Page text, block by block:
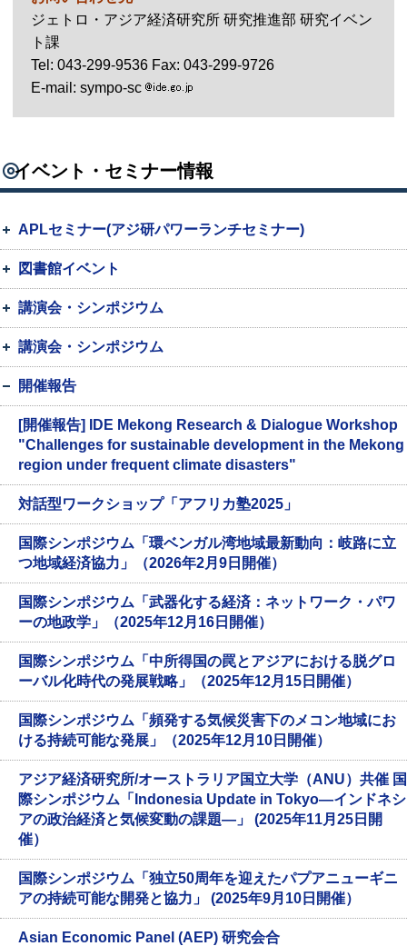
ジェトロ・アジア経済研究所 研究推進部 研究イベン
ト課
Tel : 043-299-9536 Fax: 043-299-9726
E-mail : sympo-sc
イベント・セミナー情報
APLセミナー(アジ研パワーランチセミナー)
図書館イベント
講演会・シンポジウム
講演会・シンポジウム
開催報告
[開催報告] IDE Mekong Research & Dialogue Workshop
"Challenges for sustainable development in the Mekong
region under frequent climate disasters"
対話型ワークショップ「アフリカ塾2025」
国際シンポジウム「環ベンガル湾地域最新動向：岐路に立
つ地域経済協力」（2026年2月9日開催）
国際シンポジウム「武器化する経済：ネットワーク・パワ
ーの地政学」（2025年12月16日開催）
国際シンポジウム「中所得国の罠とアジアにおける脱グロ
ーバル化時代の発展戦略」（2025年12月15日開催）
国際シンポジウム「頻発する気候災害下のメコン地域にお
ける持続可能な発展」（2025年12月10日開催）
アジア経済研究所/オーストラリア国立大学（ANU）共催 国
際シンポジウム「Indonesia Update in Tokyo―インドネシ
アの政治経済と気候変動の課題―」 (2025年11月25日開
催）
国際シンポジウム「独立50周年を迎えたパプアニューギニ
アの持続可能な開発と協力」 (2025年9月10日開催）
Asian Economic Panel (AEP) 研究会合